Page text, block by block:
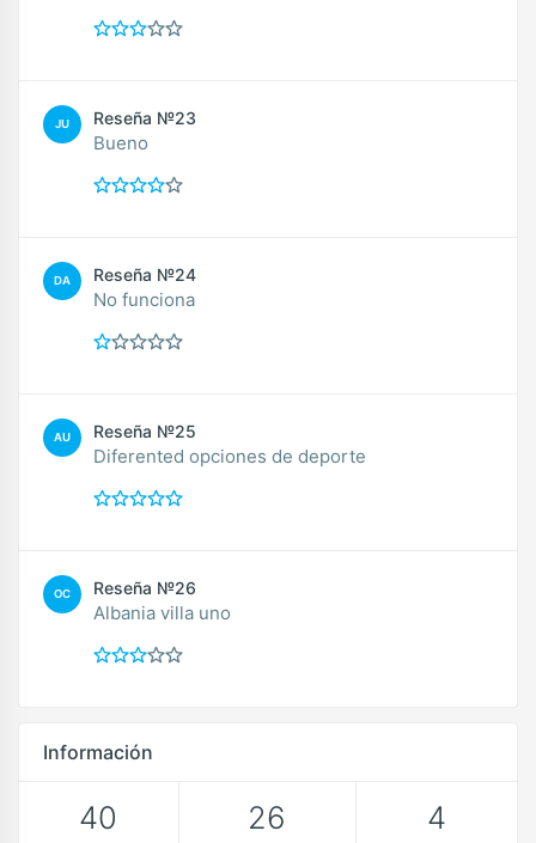
JU Reseña №23
Bueno
DA Reseña №24
No funciona
AU Reseña №25
Diferented opciones de deporte
OC Reseña №26
Albania villa uno
Información
40 26 4